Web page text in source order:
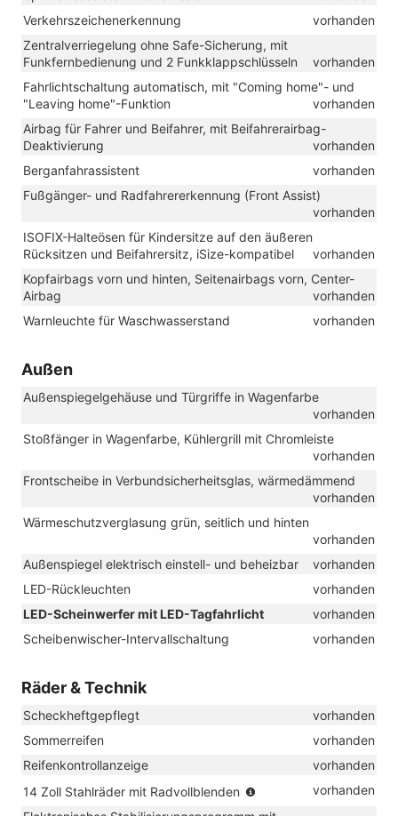
Verkehrszeichenerkennung
vorhanden
Zentralverriegelung ohne Safe-Sicherung, mit
Funkfernbedienung und 2 Funkklappschlüsseln
vorhanden
Fahrlichtschaltung automatisch, mit "Coming home"- und
"Leaving home"-Funktion
vorhanden
Airbag für Fahrer und Beifahrer, mit Beifahrerairbag-
Deaktivierung
vorhanden
Berganfahrassistent
vorhanden
Fußgänger- und Radfahrererkennung (Front Assist)
vorhanden
ISOFIX-Halteösen für Kindersitze auf den äußeren
Rücksitzen und Beifahrersitz, iSize-kompatibel
vorhanden
Kopfairbags vorn und hinten, Seitenairbags vorn, Center-
Airbag
vorhanden
Warnleuchte für Waschwasserstand
vorhanden
Außen
Außenspiegelgehäuse und Türgriffe in Wagenfarbe
vorhanden
Stoßfänger in Wagenfarbe, Kühlergrill mit Chromleiste
vorhanden
Frontscheibe in Verbundsicherheitsglas, wärmedämmend
vorhanden
Wärmeschutzverglasung grün, seitlich und hinten
vorhanden
Außenspiegel elektrisch einstell- und beheizbar
vorhanden
LED-Rückleuchten
vorhanden
LED-Scheinwerfer mit LED-Tagfahrlicht
vorhanden
Scheibenwischer-Intervallschaltung
vorhanden
Räder & Technik
Scheckheftgepflegt
vorhanden
Sommerreifen
vorhanden
Reifenkontrollanzeige
vorhanden
14 Zoll Stahlräder mit Radvollblenden
(Bereifungvorhanden